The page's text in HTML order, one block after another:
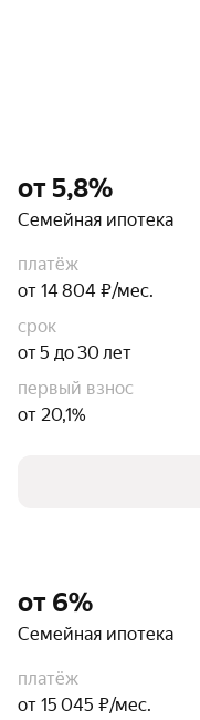
от 5,8%
Семейная ипотека
платёж
от 14 804 ₽/мес.
срок
от 5 до 30 лет
первый взнос
от 20,1%
от 6%
Семейная ипотека
платёж
от 15 045 ₽/мес.